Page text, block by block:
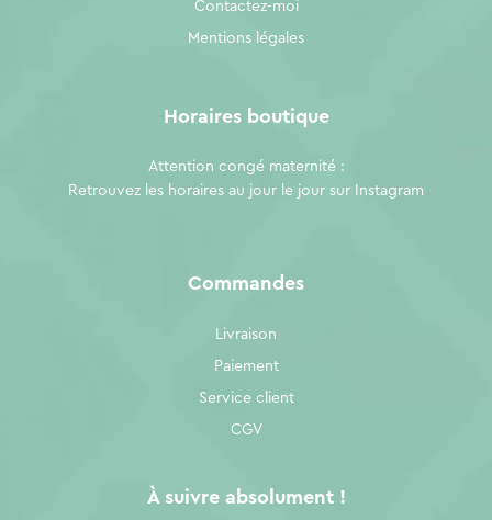
Commandes
Livraison
Paiement
Service client
CGV
À suivre absolument !
Contactez-moi
Mentions légales
Horaires boutique
Attention congé maternité :
Retrouvez les horaires au jour le jour sur
Instagram